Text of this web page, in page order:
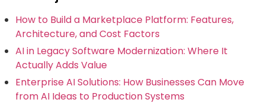
How to Build a Marketplace Platform: Features,
Architecture, and Cost Factors
AI in Legacy Software Modernization: Where It
Actually Adds Value
Enterprise AI Solutions: How Businesses Can Move
from AI Ideas to Production Systems